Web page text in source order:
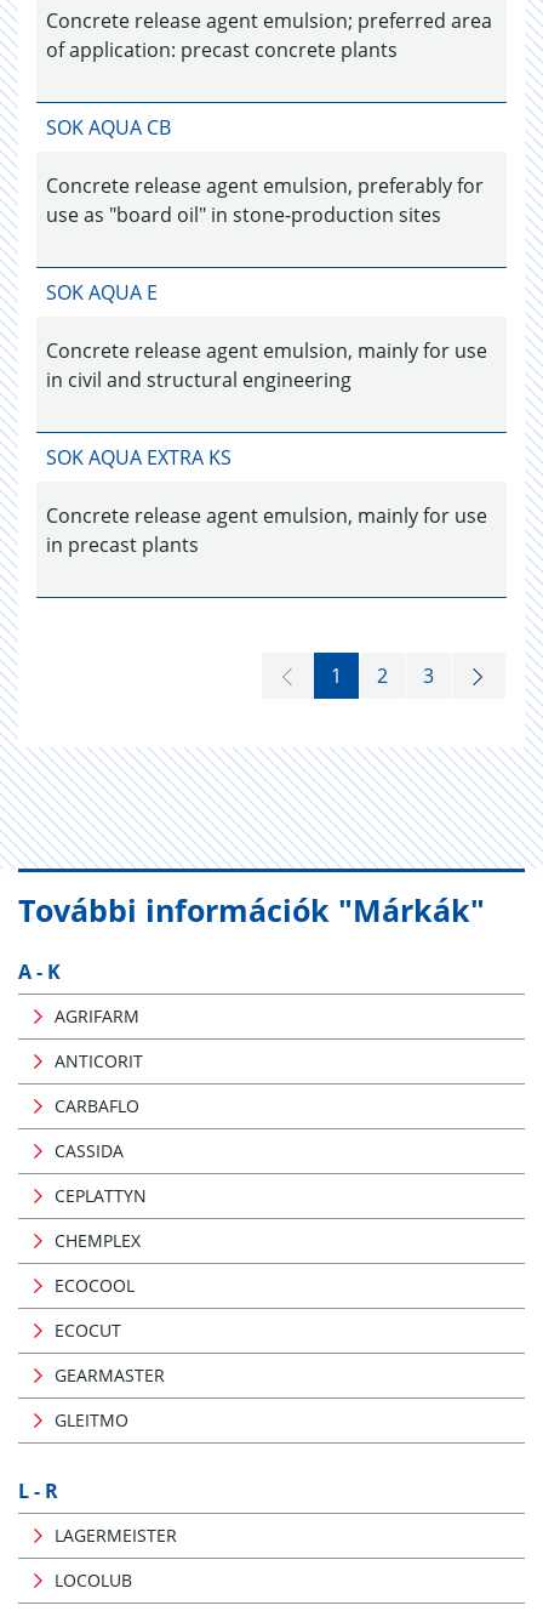
Concrete release agent emulsion; preferred area
of application: precast concrete plants
SOK AQUA CB
Concrete release agent emulsion, preferably for
use as "board oil" in stone-production sites
SOK AQUA E
Concrete release agent emulsion, mainly for use
in civil and structural engineering
SOK AQUA EXTRA KS
Concrete release agent emulsion, mainly for use
in precast plants
1 2 3
További információk "Márkák"
A - K
AGRIFARM
ANTICORIT
CARBAFLO
CASSIDA
CEPLATTYN
CHEMPLEX
ECOCOOL
ECOCUT
GEARMASTER
GLEITMO
L - R
LAGERMEISTER
LOCOLUB